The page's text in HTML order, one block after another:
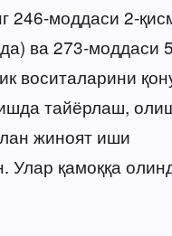
246-моддаси 2-
ва 273-моддаси
воситаларини
тайёрлаш,
жиноят иши
Улар қамоққа